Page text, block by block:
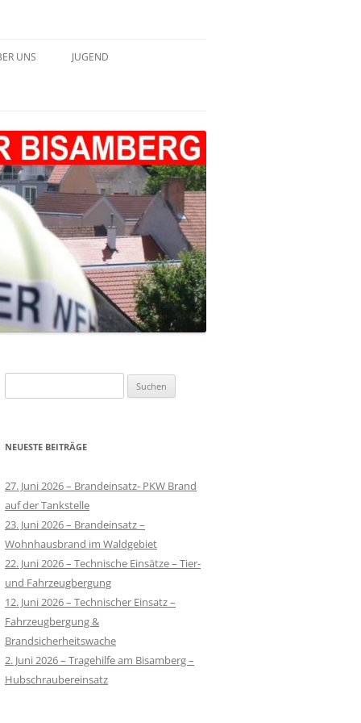
UNS JUGEND
JUGEND 2024
JUGEND 2025
JUGEND 2026
nach:
NEUESTE BEITRÄGE
27. Juni 2026 – Brandeinsatz- PKW Brand
auf der Tankstelle
23. Juni 2026 – Brandeinsatz –
Wohnhausbrand im Waldgebiet
22. Juni 2026 – Technische Einsätze – Tier-
und Fahrzeugbergung
12. Juni 2026 – Technischer Einsatz –
Fahrzeugbergung &
Brandsicherheitswache
2. Juni 2026 – Tragehilfe am Bisamberg –
Hubschraubereinsatz